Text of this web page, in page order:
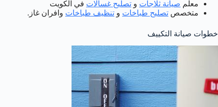
معلم صيانة ثلاجات و تصليح غسالات في الكويت
متخصص تصليح طباخات و تنظيف طباخات وافران غاز.
خطوات صيانة التكييف